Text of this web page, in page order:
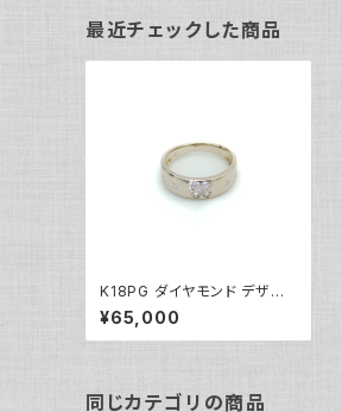
最近チェックした商品
K18PG ダイヤモンド デザイ
ンリング 18金 指輪 11号 Y04
167
¥65,000
同じカテゴリの商品